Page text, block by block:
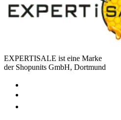
EXPERTISALE ist eine Marke
der Shopunits GmbH, Dortmund